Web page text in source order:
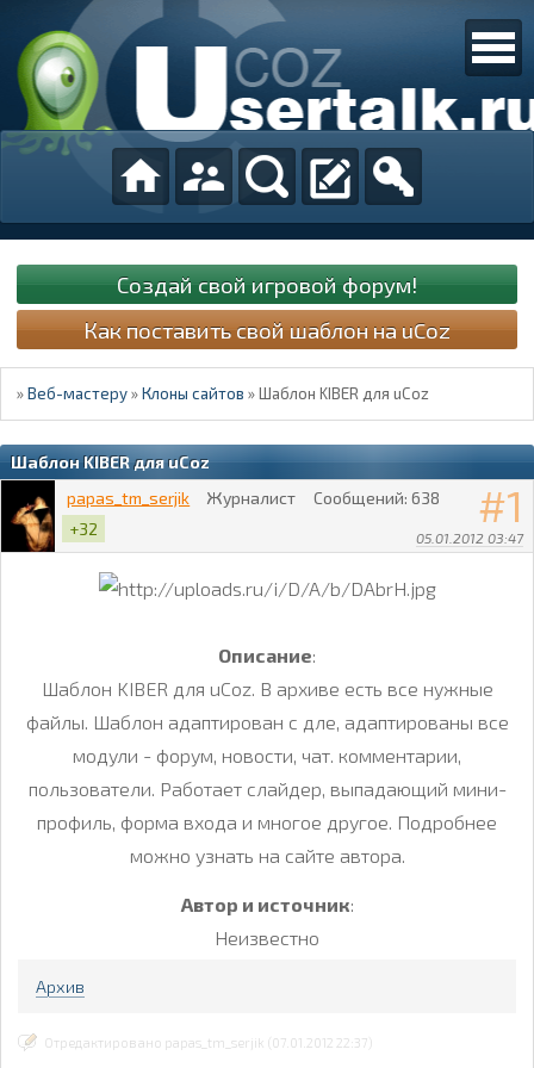
Создай свой игровой форум!
Как поставить свой шаблон на uCoz
»Веб-мастеру »Клоны сайтов »Шаблон KIBER для uCoz
Шаблон KIBER для uCoz
1
05.01.2012 03:47
papas_tm_serjik Журналист Сообщений: 638
+32
Описание:
Шаблон KIBER для uCoz. В архиве есть все нужные
файлы. Шаблон адаптирован с дле, адаптированы все
модули - форум, новости, чат. комментарии,
пользователи. Работает слайдер, выпадающий мини-
профиль, форма входа и многое другое. Подробнее
можно узнать на сайте автора.
Автор и источник:
Неизвестно
Архив
Отредактировано papas_tm_serjik (07.01.2012 22:37)